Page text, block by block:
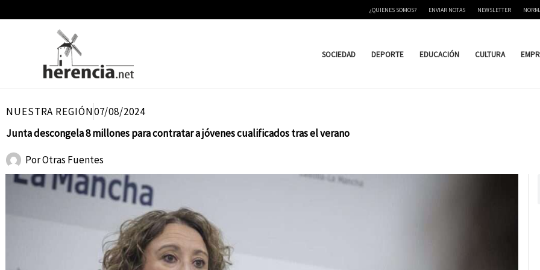
¿QUIENES SOMOS? ENVIAR NOTAS NEWSLETTER
SOCIEDAD DEPORTE EDUCACIÓN CULTURA
NUESTRA REGIÓN07/08/2024
Junta descongela 8 millones para contratar a jóvenes cualificados tras el verano
PorOtras Fuentes